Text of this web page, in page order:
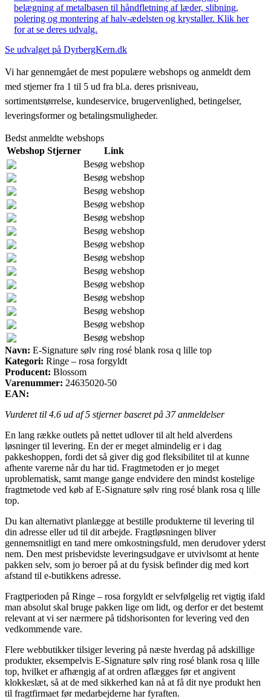
belægning af metalbasen til håndfletning af læder, slibning,
polering og montering af halv-ædelsten og krystaller. Klik her
for at se deres udvalg.
Se udvalget på DyrbergKern.dk
Vi har gennemgået de mest populære webshops og anmeldt dem
med stjerner fra 1 til 5 ud fra bl.a. deres prisniveau,
sortimentstørrelse, kundeservice, brugervenlighed, betingelser,
leveringsformer og betalingsmuligheder.
Bedst anmeldte webshops
Webshop Stjerner
Link
Besøg webshop
Besøg webshop
Besøg webshop
Besøg webshop
Besøg webshop
Besøg webshop
Besøg webshop
Besøg webshop
Besøg webshop
Besøg webshop
Besøg webshop
Besøg webshop
Besøg webshop
Besøg webshop
Navn: E-Signature sølv ring rosé blank rosa q lille top
Kategori: Ringe – rosa forgyldt
Producent: Blossom
Varenummer: 24635020-50
EAN:
Vurderet til 4.6 ud af 5 stjerner baseret på 37anmeldelser
En lang række outlets på nettet udlover til alt held alverdens
løsninger til levering. En der er meget almindelig er i dag
pakkeshoppen, fordi det så giver dig god fleksibilitet til at kunne
afhente varerne når du har tid. Fragtmetoden er jo meget
uproblematisk, samt mange gange endvidere den mindst kostelige
fragtmetode ved køb af E-Signature sølv ring rosé blank rosa q lille
top.
Du kan alternativt planlægge at bestille produkterne til levering til
din adresse eller ud til dit arbejde. Fragtløsningen bliver
gennemsnitligt en tand mere omkostningsfuld, men derudover yderst
nem. Den mest prisbevidste leveringsudgave er utvivlsomt at hente
pakken selv, som jo beroer på at du fysisk befinder dig med kort
afstand til e-butikkens adresse.
Fragtperioden på Ringe – rosa forgyldt er selvfølgelig ret vigtig ifald
man absolut skal bruge pakken lige om lidt, og derfor er det bestemt
relevant at vi ser nærmere på tidshorisonten for levering ved den
vedkommende vare.
Flere webbutikker tilsiger levering på næste hverdag på adskillige
produkter, eksempelvis E-Signature sølv ring rosé blank rosa q lille
top, hvilket er afhængig af at ordren aflægges før et angivent
klokkeslæt, så at de med sikkerhed kan nå at få dit nye produkt hen
til fragtfirmaet før medarbejderne har fyraften.